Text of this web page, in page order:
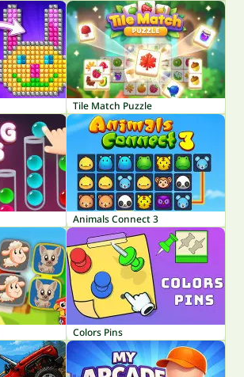
Tile Match Puzzle
Animals Connect 3
Colors Pins